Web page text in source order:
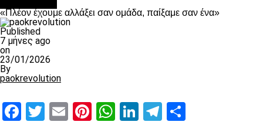
«Πλέον έχουμε αλλάξει σαν ομάδα, παίξαμε σαν ένα»
Published
7 μήνες ago
on
23/01/2026
By
paokrevolution
Facebook
Twitter
EmailPinterest
WhatsApp
LinkedIn
Telegram